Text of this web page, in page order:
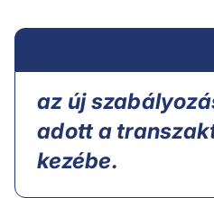
az új
adott a
kezébe.